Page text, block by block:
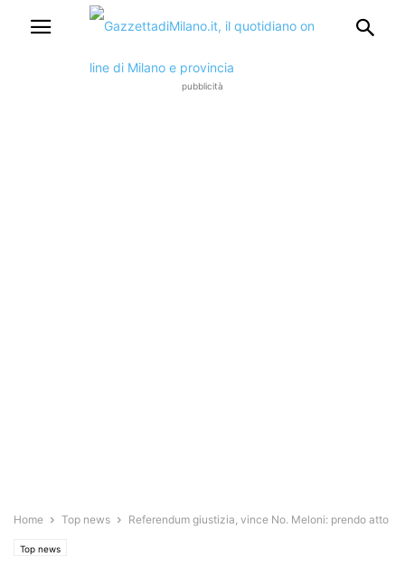
pubblicità
Home Top news Referendum giustizia, vince No. Meloni: prendo atto
Top news